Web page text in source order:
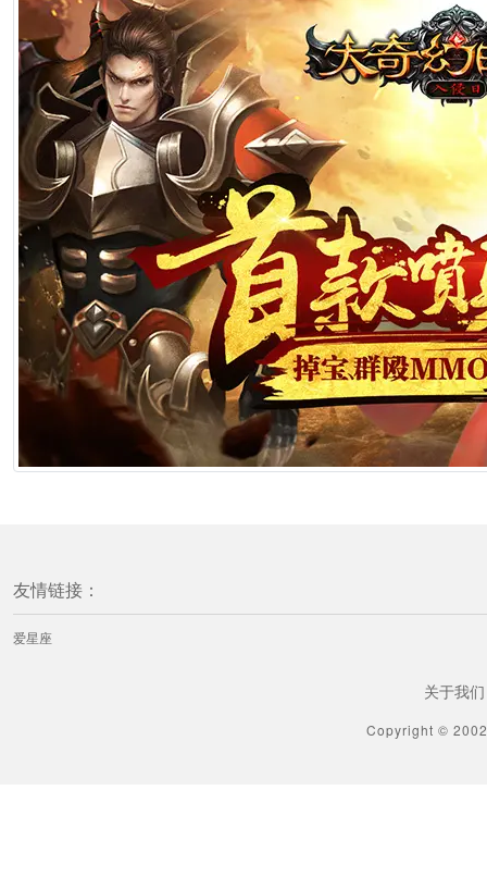
友情链接：
爱星座
关于我们
Copyright ©